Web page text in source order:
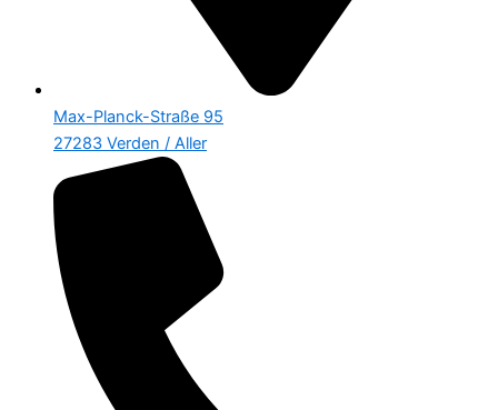
Max-Planck-Straße 95
27283 Verden / Aller